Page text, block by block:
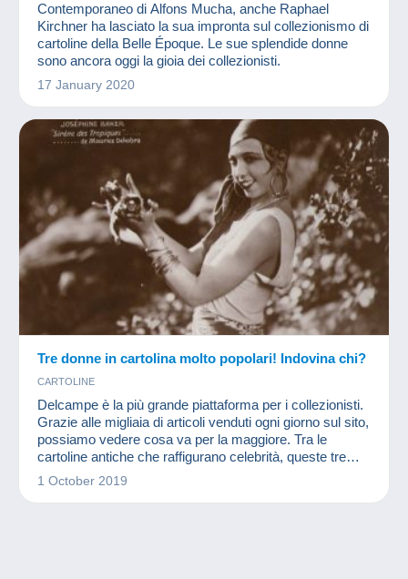
Contemporaneo di Alfons Mucha, anche Raphael
Kirchner ha lasciato la sua impronta sul collezionismo di
cartoline della Belle Époque. Le sue splendide donne
sono ancora oggi la gioia dei collezionisti.
17 January 2020
Tre donne in cartolina molto popolari! Indovina chi?
CARTOLINE
Delcampe è la più grande piattaforma per i collezionisti.
Grazie alle migliaia di articoli venduti ogni giorno sul sito,
possiamo vedere cosa va per la maggiore. Tra le
cartoline antiche che raffigurano celebrità, queste tre
donne hanno avuto un grande successo nel 2019!
1 October 2019